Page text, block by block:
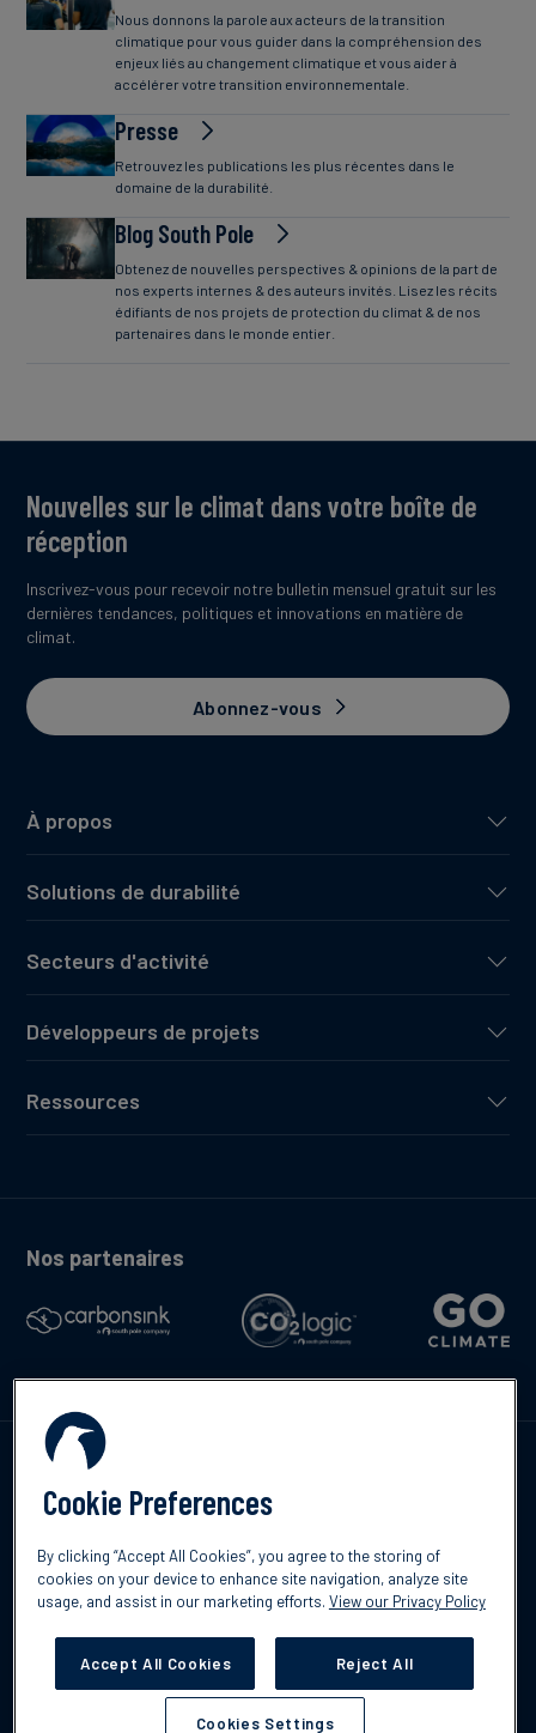
Nous donnons la parole aux acteurs de la transition
climatique pour vous guider dans la compréhension des
enjeux liés au changement climatique et vous aider à
accélérer votre transition environnementale.
Presse
Retrouvez les publications les plus récentes dans le
domaine de la durabilité.
Blog South Pole
Obtenez de nouvelles perspectives & opinions de la part de
nos experts internes & des auteurs invités. Lisez les récits
édifiants de nos projets de protection du climat & de nos
partenaires dans le monde entier.
English
À propos
Solutions de durabilité
Secteurs d'activité
Développeurs de projets
Ressources
Nouvelles sur le climat dans votre boîte de
réception
Inscrivez-vous pour recevoir notre bulletin mensuel gratuit sur les
dernières tendances, politiques et innovations en matière de
climat.
Abonnez-vous
Nos partenaires
responsabilité
Cookie Preferences
By clicking “Accept All Cookies”, you agree to the storing of
cookies on your device to enhance site navigation, analyze site
usage, and assist in our marketing efforts. View our Privacy Policy
Accept All Cookies Reject All
Cookies Settings